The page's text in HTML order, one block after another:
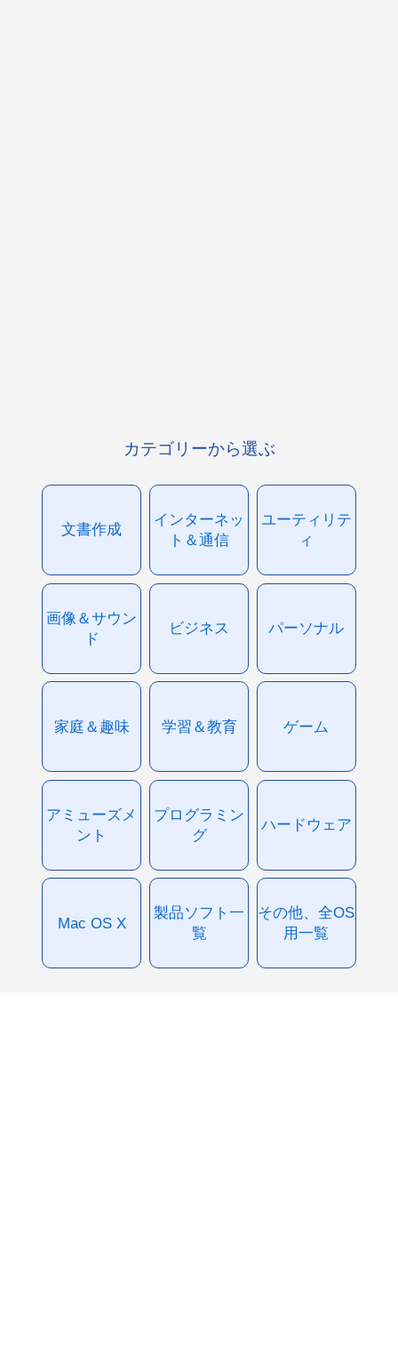
カテゴリーから選ぶ
文書作成
インターネッ
ト＆通信
ユーティリテ
ィ
画像＆サウン
ド
ビジネス パーソナル
家庭＆趣味 学習＆教育 ゲーム
アミューズメ
ント
プログラミン
グ
ハードウェア
Mac OS X
製品ソフト一
覧
その他、全OS
用一覧